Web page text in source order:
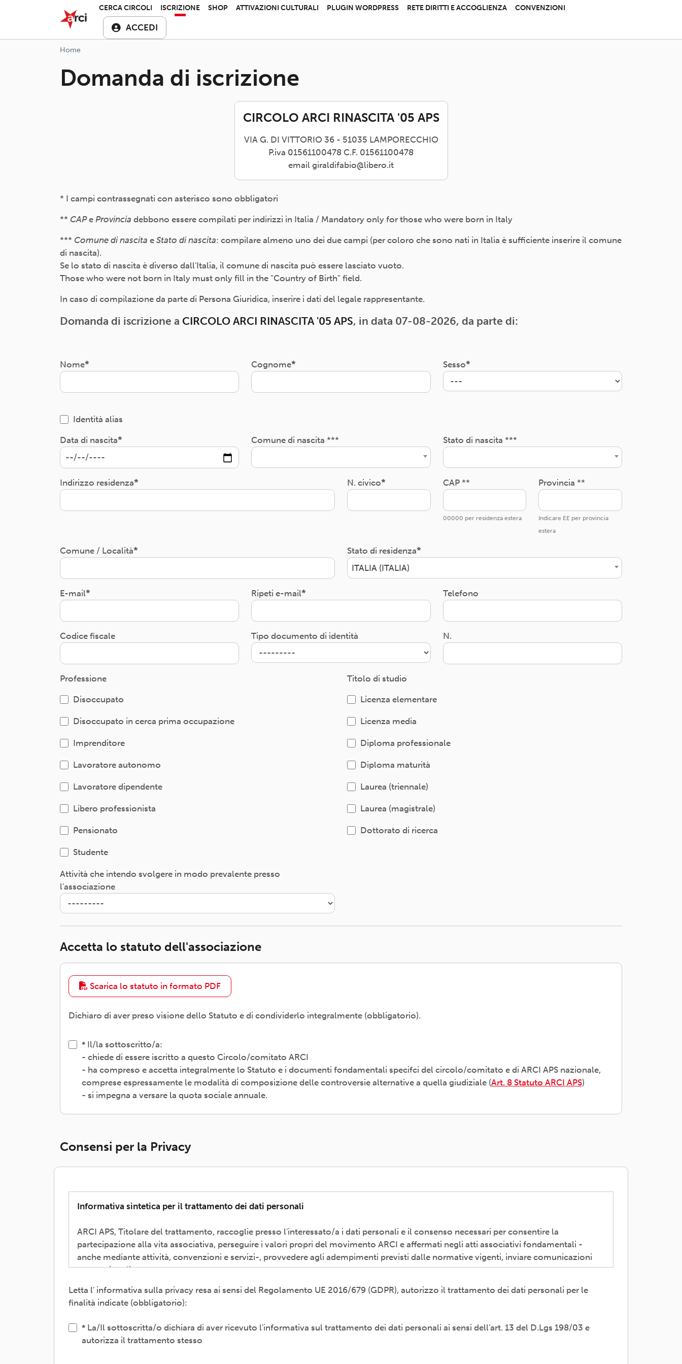
Salta al contenuto principale
ARCI APSCERCA CIRCOLI ISCRIZIONE SHOP ATTIVAZIONI CULTURALI PLUGIN WORDPRESS RETE DIRITTI E ACCOGLIENZA CONVENZIONI
ACCEDI
Home
Domanda di iscrizione
CIRCOLO ARCI RINASCITA '05 APS
VIA G. DI VITTORIO 36 - 51035 LAMPORECCHIO
P.iva 01561100478 C.F. 01561100478
email giraldifabio@libero.it
* I campi contrassegnati con asterisco sono obbligatori
** CAPe Provincia debbono essere compilati per indirizzi in Italia / Mandatory only for those who were born in Italy
*** Comune di nascita e Stato di nascita: compilare almeno uno dei due campi (per coloro che sono nati in Italia è sufficiente inserire il comune
di nascita).
Se lo stato di nascita è diverso dall'Italia, il comune di nascita può essere lasciato vuoto.
Those who were not born in Italy must only fill in the "Country of Birth" field.
In caso di compilazione da parte di Persona Giuridica, inserire i dati del legale rappresentante.
Domanda di iscrizione a CIRCOLO ARCI RINASCITA '05 APS, in data 07-08-2026, da parte di:
Nome Cognome Sesso
Identità alias
Data di nascita Comune di nascita *** Stato di nascita ***
Indirizzo residenza N. civico CAP **
00000 per residenza estera
Provincia **
Indicare EE per provincia
estera
Comune / Località
Stato di residenza
ITALIA (ITALIA)
E-mail Ripeti e-mail Telefono
Codice fiscale Tipo documento di identità N.
Professione
Disoccupato
Disoccupato in cerca prima occupazione
Imprenditore
Lavoratore autonomo
Lavoratore dipendente
Libero professionista
Pensionato
Studente
Titolo di studio
Licenza elementare
Licenza media
Diploma professionale
Diploma maturità
Laurea (triennale)
Laurea (magistrale)
Dottorato di ricerca
Attività che intendo svolgere in modo prevalente presso
l'associazione
Accetta lo statuto dell'associazione
Scarica lo statuto in formato PDF
Dichiaro di aver preso visione dello Statuto e di condividerlo integralmente (obbligatorio).
Il/la sottoscritto/a:
- chiede di essere iscritto a questo Circolo/comitato ARCI
- ha compreso e accetta integralmente lo Statuto e i documenti fondamentali specifci del circolo/comitato e di ARCI APS nazionale,
comprese espressamente le modalità di composizione delle controversie alternative a quella giudiziale (Art. 8 Statuto ARCI APS)
- si impegna a versare la quota sociale annuale.
Consensi per la Privacy
Informativa sintetica per il trattamento dei dati personali
ARCI APS, Titolare del trattamento, raccoglie presso l'interessato/a i dati personali e il consenso necessari per consentire la
partecipazione alla vita associativa, perseguire i valori propri del movimento ARCI e affermati negli atti associativi fondamentali -
anche mediante attività, convenzioni e servizi-, provvedere agli adempimenti previsti dalle normative vigenti, inviare comunicazioni
promozionali.
Il trattamento verrà effettuato: con modalità cartacea e/o informatica; in modo lecito, corretto, trasparente; avvalendosi di soggetti
interni e/o comunicando i dati a soggetti esterni (amministrazioni/autorità; fornitori di specifici servizi di supporto -es. consulenza e
L'interessato/a può esercitare i propri diritti previsti dal Regolamento (UE) 679/2016 (es. accesso ai propri dati; rettifica, cancellazione
Letta l' informativa sulla privacy resa ai sensi del Regolamento UE 2016/679 (GDPR), autorizzo il trattamento dei dati personali per le
finalità indicate (obbligatorio):
La/Il sottoscritta/o dichiara di aver ricevuto l'informativa sul trattamento dei dati personali ai sensi dell'art. 13 del D.Lgs 198/03 e
autorizza il trattamento stesso